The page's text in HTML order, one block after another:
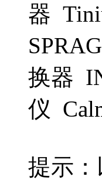
器
换器
仪
提示